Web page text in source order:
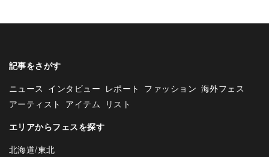
記事をさがす
ニュース インタビュー レポート ファッション 海外フェス
アーティスト アイテム リスト
エリアからフェスを探す
北海道/東北